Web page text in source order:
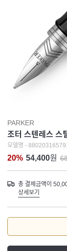
PARKER
조터 스텐레스 스
모델명 -
20% 54,400원
총 결제금액이
상세보기